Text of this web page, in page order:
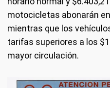
motocicletas abonarán
mientras que los
tarifas superiores a los
mayor circulación.